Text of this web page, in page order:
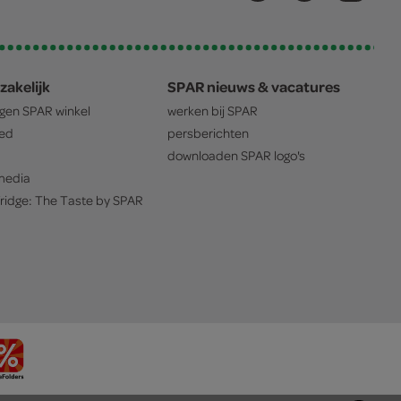
SPAR winkel
The Taste bySPAR
SPAR nieuws & vacatures
werken bij SPAR
persberichten
downloaden SPAR logo's